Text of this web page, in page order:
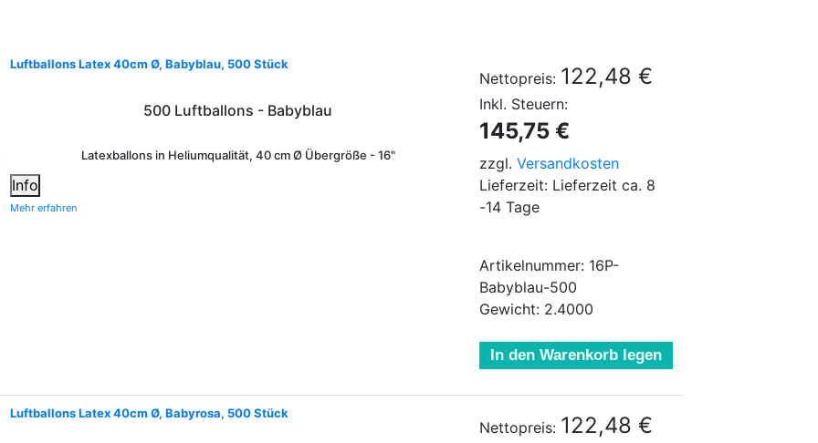
Luftballons Latex 40cm Ø, Babyblau, 500 Stück
500 Luftballons - Babyblau
Latexballons in Heliumqualität, 40 cm Ø Übergröße - 16"
Info
Mehr erfahren
Nettopreis: 122,48 €
Inkl. Steuern:
145,75 €
zzgl. Versandkosten
Lieferzeit: Lieferzeit ca. 8
-14 Tage
Artikelnummer: 16P-
Babyblau-500
Gewicht: 2.4000
In den Warenkorb legen
Luftballons Latex 40cm Ø, Babyrosa, 500 Stück
Nettopreis: 122,48 €